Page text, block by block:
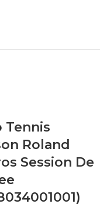
Tennis
Roland
Session De